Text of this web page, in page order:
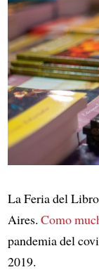
La Feria del Libro
Aires. Como
pandemia del
2019.